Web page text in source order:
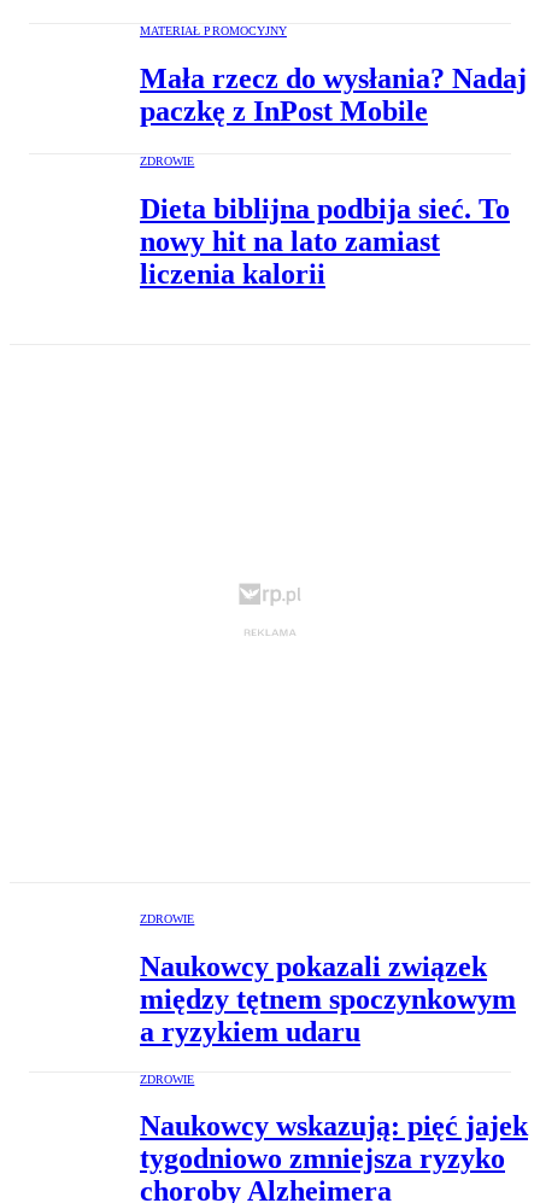
MATERIAŁ PROMOCYJNY
Mała rzecz do wysłania? Nadaj
paczkę z InPost Mobile
ZDROWIE
Dieta biblijna podbija sieć. To
nowy hit na lato zamiast
liczenia kalorii
ZDROWIE
Naukowcy pokazali związek
między tętnem spoczynkowym
a ryzykiem udaru
ZDROWIE
Naukowcy wskazują: pięć jajek
tygodniowo zmniejsza ryzyko
choroby Alzheimera